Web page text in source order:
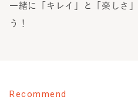
一緒に「キレイ」と「楽しさ
う！
Recommend